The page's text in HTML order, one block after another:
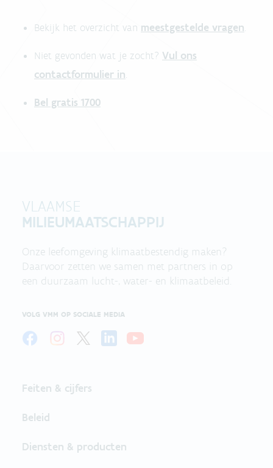
Bekijk het overzicht van meestgestelde vragen.
Niet gevonden wat je zocht? Vul ons
contactformulier in.
Bel gratis 1700
VLAAMSE
MILIEUMAATSCHAPPIJ
Onze leefomgeving klimaatbestendig maken?
Daarvoor zetten we samen met partners in op
een duurzaam lucht-, water- en klimaatbeleid.
VOLG VMM OP SOCIALE MEDIA
Feiten & cijfers
Beleid
Diensten & producten